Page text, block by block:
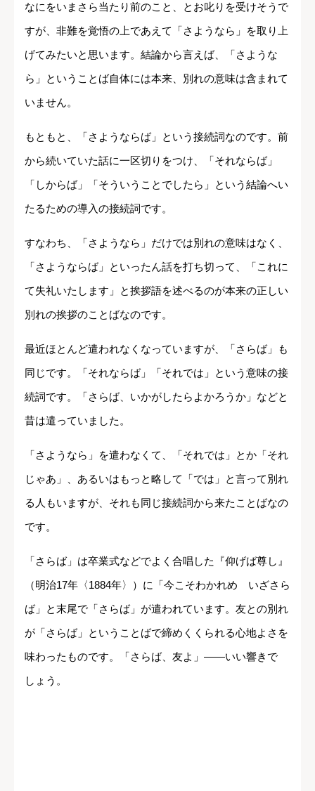
なにをいまさら当たり前のこと、とお叱りを受けそうで
すが、非難を覚悟の上であえて「さようなら」を取り上
げてみたいと思います。結論から言えば、「さような
ら」ということば自体には本来、別れの意味は含まれて
いません。
もともと、「さようならば」という接続詞なのです。前
から続いていた話に一区切りをつけ、「それならば」
「しからば」「そういうことでしたら」という結論へい
たるための導入の接続詞です。
すなわち、「さようなら」だけでは別れの意味はなく、
「さようならば」といったん話を打ち切って、「これに
て失礼いたします」と挨拶語を述べるのが本来の正しい
別れの挨拶のことばなのです。
最近ほとんど遣われなくなっていますが、「さらば」も
同じです。「それならば」「それでは」という意味の接
続詞です。「さらば、いかがしたらよかろうか」などと
昔は遣っていました。
「さようなら」を遣わなくて、「それでは」とか「それ
じゃあ」、あるいはもっと略して「では」と言って別れ
る人もいますが、それも同じ接続詞から来たことばなの
です。
「さらば」は卒業式などでよく合唱した『仰げば尊し』
（明治17年〈1884年〉）に「今こそわかれめ いざさら
ば」と末尾で「さらば」が遣われています。友との別れ
が「さらば」ということばで締めくくられる心地よさを
味わったものです。「さらば、友よ」――いい響きで
しょう。